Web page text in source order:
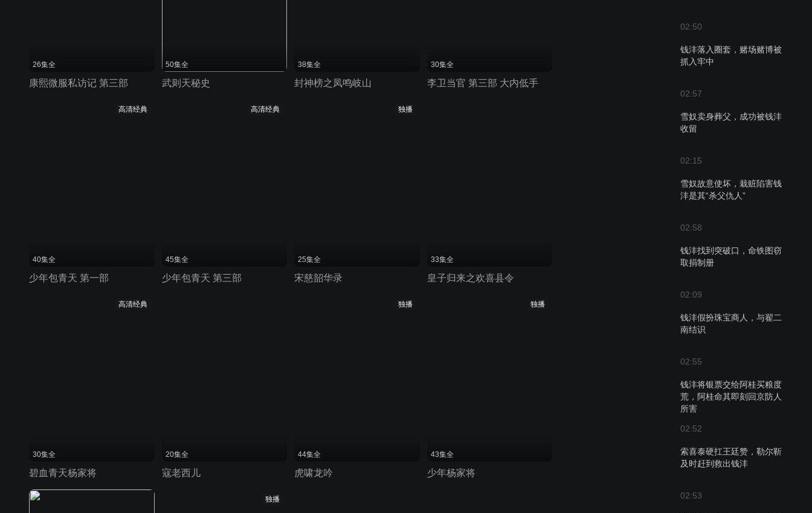
02:50
钱沣落入圈套，赌场赌博被
抓入牢中
02:57
雪奴卖身葬父，成功被钱沣
收留
02:15
雪奴故意使坏，栽赃陷害钱
沣是其“杀父仇人”
02:58
钱沣找到突破口，命铁图窃
取捐制册
02:09
钱沣假扮珠宝商人，与翟二
南结识
02:55
钱沣将银票交给阿桂买粮度
荒，阿桂命其即刻回京防人
所害
02:52
索喜泰硬扛王廷赞，勒尔靳
及时赶到救出钱沣
02:53
26集全
康熙微服私访记 第三部
50集全
武则天秘史
38集全
封神榜之凤鸣岐山
30集全
李卫当官 第三部 大内低手
高清经典
40集全
少年包青天 第一部
高清经典
45集全
少年包青天 第三部
独播
25集全
宋慈韶华录
33集全
皇子归来之欢喜县令
高清经典
30集全
碧血青天杨家将
20集全
寇老西儿
独播
44集全
虎啸龙吟
独播
43集全
少年杨家将
独播